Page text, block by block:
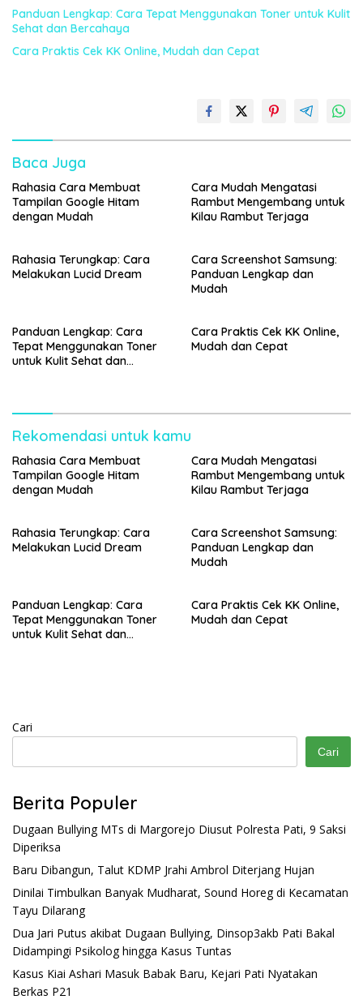
Panduan Lengkap: Cara Tepat Menggunakan Toner untuk Kulit
Sehat dan Bercahaya
Cara Praktis Cek KK Online, Mudah dan Cepat
Baca Juga
Rahasia Cara Membuat
Tampilan Google Hitam
dengan Mudah
Cara Mudah Mengatasi
Rambut Mengembang untuk
Kilau Rambut Terjaga
Rahasia Terungkap: Cara
Melakukan Lucid Dream
Cara Screenshot Samsung:
Panduan Lengkap dan
Mudah
Panduan Lengkap: Cara
Tepat Menggunakan Toner
untuk Kulit Sehat dan
Cara Praktis Cek KK Online,
Mudah dan Cepat
Rekomendasi untuk kamu
Rahasia Cara Membuat
Tampilan Google Hitam
dengan Mudah
Cara Mudah Mengatasi
Rambut Mengembang untuk
Kilau Rambut Terjaga
Rahasia Terungkap: Cara
Melakukan Lucid Dream
Cara Screenshot Samsung:
Panduan Lengkap dan
Mudah
Panduan Lengkap: Cara
Tepat Menggunakan Toner
untuk Kulit Sehat dan
Cara Praktis Cek KK Online,
Mudah dan Cepat
Cari
Cari
Berita Populer
Dugaan Bullying MTs di Margorejo Diusut Polresta Pati, 9 Saksi
Diperiksa
Baru Dibangun, Talut KDMP Jrahi Ambrol Diterjang Hujan
Dinilai Timbulkan Banyak Mudharat, Sound Horeg di Kecamatan
Tayu Dilarang
Dua Jari Putus akibat Dugaan Bullying, Dinsop3akb Pati Bakal
Didampingi Psikolog hingga Kasus Tuntas
Kasus Kiai Ashari Masuk Babak Baru, Kejari Pati Nyatakan
Berkas P21